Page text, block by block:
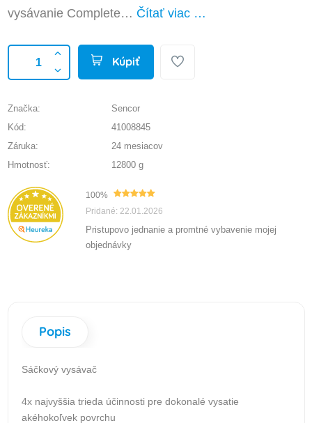
vysávanie Complete… Čítať viac …
Kúpiť
Značka:
Sencor
Kód:
41008845
Záruka:
24 mesiacov
Hmotnosť:
12800 g
100%
Pridané: 22.01.2026
Pristupovo jednanie a promtné vybavenie mojej
objednávky
Popis
Sáčkový vysávač
4x najvyššia trieda účinnosti pre dokonalé vysatie
akéhokoľvek povrchu